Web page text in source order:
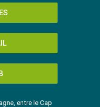
entre le Cap